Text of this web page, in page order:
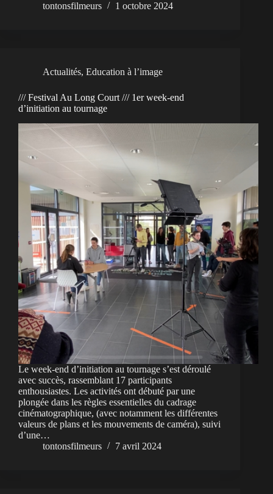
tontonsfilmeurs
1 octobre 2024
Actualités, Education à l’image
/// Festival Au Long Court /// 1er week-end
d’initiation au tournage
Le week-end d’initiation au tournage s’est déroulé
avec succès, rassemblant 17 participants
enthousiastes. Les activités ont débuté par une
plongée dans les règles essentielles du cadrage
cinématographique, (avec notamment les différentes
valeurs de plans et les mouvements de caméra), suivi
d’une…
tontonsfilmeurs
7 avril 2024